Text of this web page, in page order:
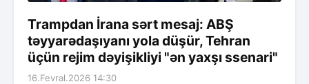
Trampdan İrana sərt mesaj: ABŞ
təyyarədaşıyanı yola düşür, Tehran
üçün rejim dəyişikliyi "ən yaxşı ssenari"
16.Fevral.2026 14:30